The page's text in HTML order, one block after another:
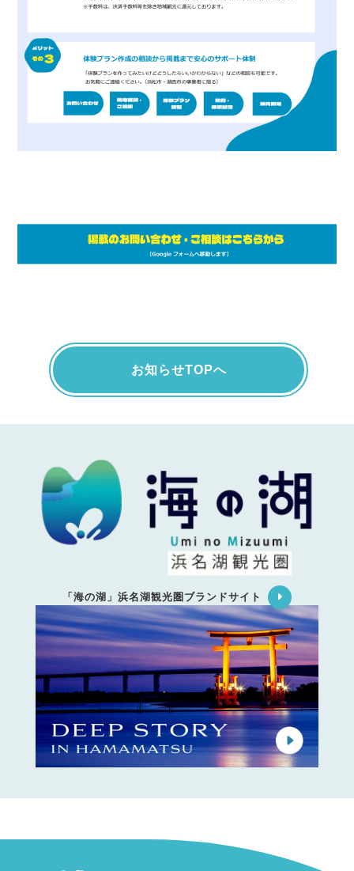
お知らせTOPへ
「海の湖」浜名湖観光圏ブランドサイト